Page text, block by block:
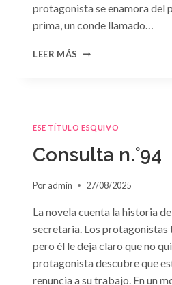
protagonista se enamora del
prima, un conde llamado…
LEER MÁS CONSULTA
ESE TÍTULO ESQUIVO
Consulta n.°94
Por admin 27/08/2025
La novela cuenta la historia
secretaria. Los protagonistas
pero él le deja claro que no
protagonista descubre que
renuncia a su trabajo. En un